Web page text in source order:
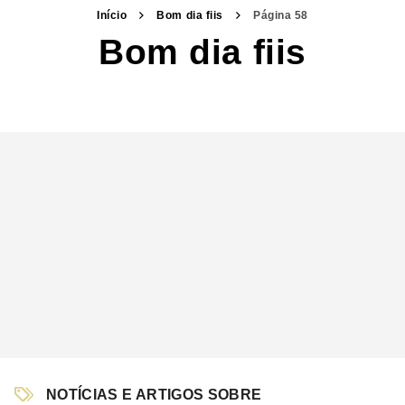
Início Bom dia fiis Página 58
Bom dia fiis
NOTÍCIAS E ARTIGOS SOBRE